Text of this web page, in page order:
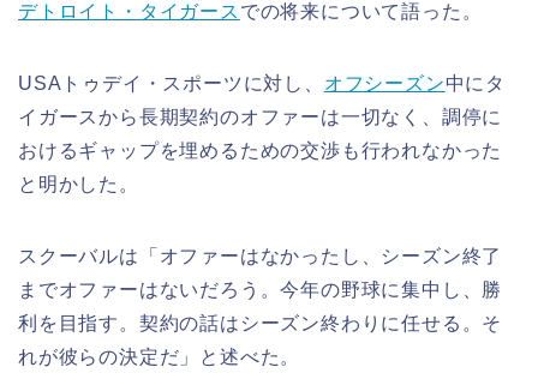
デトロイト・タイガース での将来について語った。
USAトゥデイ・スポーツに対し、 オフシーズン中にタ
イガースから長期契約のオファーは一切なく、調停に
おけるギャップを埋めるための交渉も行われなかった
と明かした。
スクーバルは「オファーはなかったし、シーズン終了
までオファーはないだろう。今年の野球に集中し、勝
利を目指す。契約の話はシーズン終わりに任せる。そ
れが彼らの決定だ」と述べた。